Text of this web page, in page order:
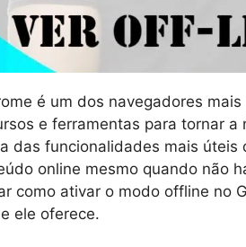
é um dos navegadores
e ferramentas para tornar
das funcionalidades mais
online mesmo quando não
como ativar o modo offline no
ele oferece.